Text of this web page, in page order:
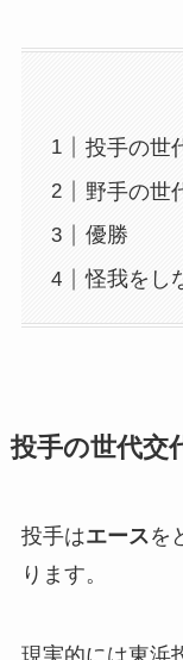
投手の世
野手の世
優勝
怪我をし
投手の世代交
投手はエースを
ります。
現実的には東浜